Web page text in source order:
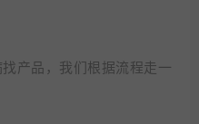
产品，我们根据流程走一